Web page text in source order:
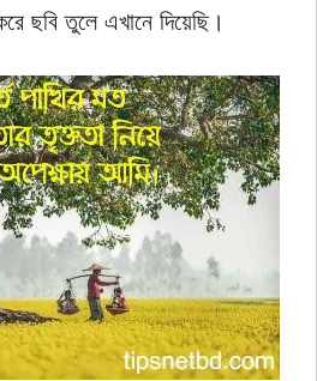
ছবি তুলে এখানে দিয়েছি।